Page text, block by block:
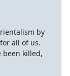
by
all of us.
been killed,